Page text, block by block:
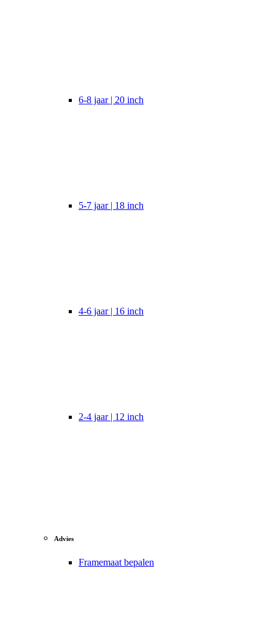
6-8 jaar | 20 inch
5-7 jaar | 18 inch
4-6 jaar | 16 inch
2-4 jaar | 12 inch
Advies
Framemaat bepalen